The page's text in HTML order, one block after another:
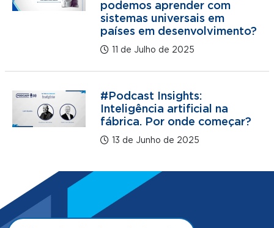
podemos aprender com
sistemas universais em
países em desenvolvimento?
11 de Julho de 2025
#Podcast Insights:
Inteligência artificial na
fábrica. Por onde começar?
13 de Junho de 2025